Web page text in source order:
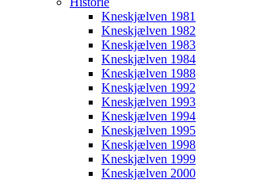
Kneskjælven 1981
Kneskjælven 1982
Kneskjælven 1983
Kneskjælven 1984
Kneskjælven 1988
Kneskjælven 1992
Kneskjælven 1993
Kneskjælven 1994
Kneskjælven 1995
Kneskjælven 1998
Kneskjælven 1999
Kneskjælven 2000